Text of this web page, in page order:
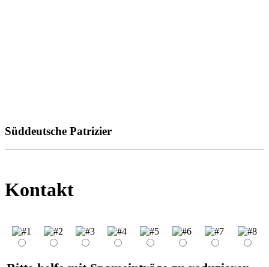
Süddeutsche Patrizier
Kontakt